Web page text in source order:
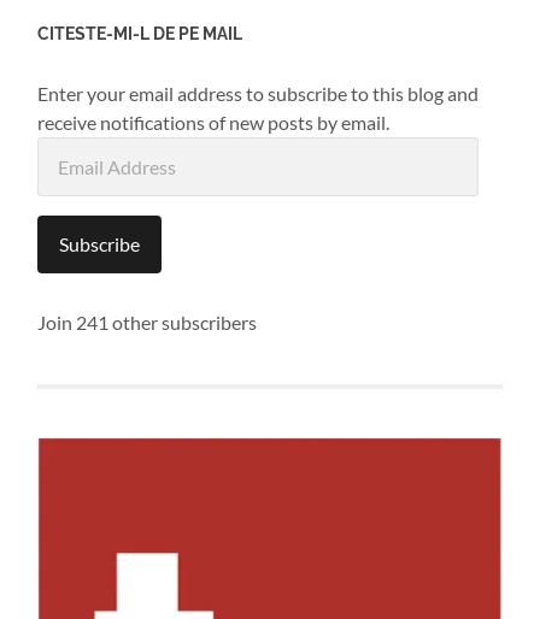
CITESTE-MI-L DE PE MAIL
Enter your email address to subscribe to this blog and
receive notifications of new posts by email.
Address
Subscribe
Join 241 other subscribers